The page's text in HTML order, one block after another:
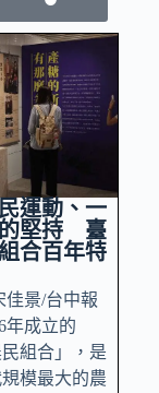
運動、一
堅持 臺
合百年特
佳景/台中報
年成立的
民組合」，是
模最大的農